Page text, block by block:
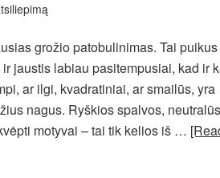
grožio patobulinimas. Tai puikus
jaustis labiau pasitempusiai, kad ir
ar ilgi, kvadratiniai, ar smailūs, yra
nagus. Ryškios spalvos, neutralūs
motyvai – tai tik kelios iš …